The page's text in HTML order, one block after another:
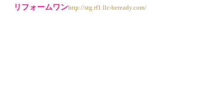
リフォームワンhttp://stg.rf1.llc-beready.com/